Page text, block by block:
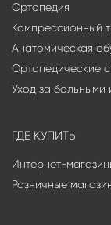
Ортопедия
Компрессионный
Анатомическая
Ортопедические
Уход за больными
ГДЕ КУПИТЬ
Интернет-
Розничные